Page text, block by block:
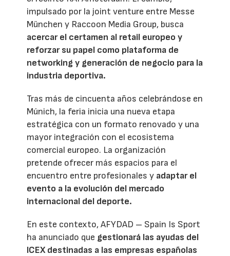
impulsado por la joint venture entre Messe
München y Raccoon Media Group, busca
acercar el certamen al retail europeo y
reforzar su papel como plataforma de
networking y generación de negocio para la
industria deportiva.
Tras más de cincuenta años celebrándose en
Múnich, la feria inicia una nueva etapa
estratégica con un formato renovado y una
mayor integración con el ecosistema
comercial europeo. La organización
pretende ofrecer más espacios para el
encuentro entre profesionales y adaptar el
evento a la evolución del mercado
internacional del deporte.
En este contexto, AFYDAD – Spain Is Sport
ha anunciado que gestionará las ayudas del
ICEX destinadas a las empresas españolas